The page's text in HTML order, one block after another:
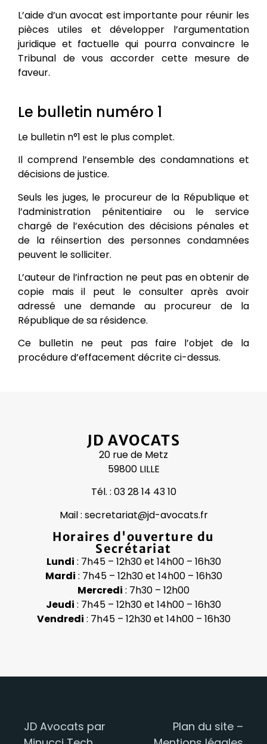
L’aide d’un avocat est importante pour réunir les
pièces utiles et développer l’argumentation
juridique et factuelle qui pourra convaincre le
Tribunal de vous accorder cette mesure de
faveur.
Le bulletin numéro 1
Le bulletin n°1 est le plus complet.
Il comprend l’ensemble des condamnations et
décisions de justice.
Seuls les juges, le procureur de la République et
l’administration pénitentiaire ou le service
chargé de l’exécution des décisions pénales et
de la réinsertion des personnes condamnées
peuvent le solliciter.
L’auteur de l’infraction ne peut pas en obtenir de
copie mais il peut le consulter après avoir
adressé une demande au procureur de la
République de sa résidence.
Ce bulletin ne peut pas faire l’objet de la
procédure d’effacement décrite ci-dessus.
JD AVOCATS
20 rue de Metz
59800 LILLE
Tél. : 03 28 14 43 10
Mail : secretariat@jd-avocats.fr
Horaires d'ouverture du
Secrétariat
Lundi : 7h45 – 12h30 et 14h00 – 16h30
Mardi : 7h45 – 12h30 et 14h00 – 16h30
Mercredi : 7h30 – 12h00
Jeudi : 7h45 – 12h30 et 14h00 – 16h30
Vendredi : 7h45 – 12h30 et 14h00 – 16h30
JD Avocats par
Plan du site –